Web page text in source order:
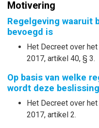
Motivering
Regelgeving waaruit
bevoegd is
Het Decreet over
2017, artikel 40, § 3.
Op basis van welke
wordt deze
Het Decreet over
2017, artikel 2.